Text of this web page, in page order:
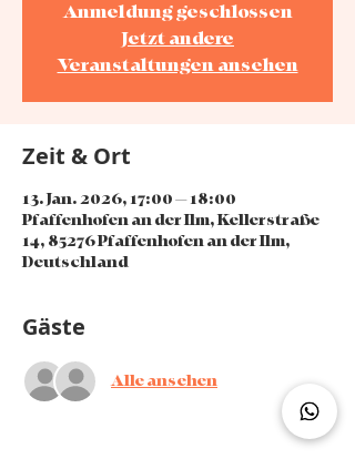
Anmeldung geschlossen
Jetzt andere
Veranstaltungen ansehen
Zeit & Ort
13. Jan. 2026, 17:00 – 18:00
Pfaffenhofen an der Ilm, Kellerstraße
14, 85276 Pfaffenhofen an der Ilm,
Deutschland
Gäste
Alle ansehen